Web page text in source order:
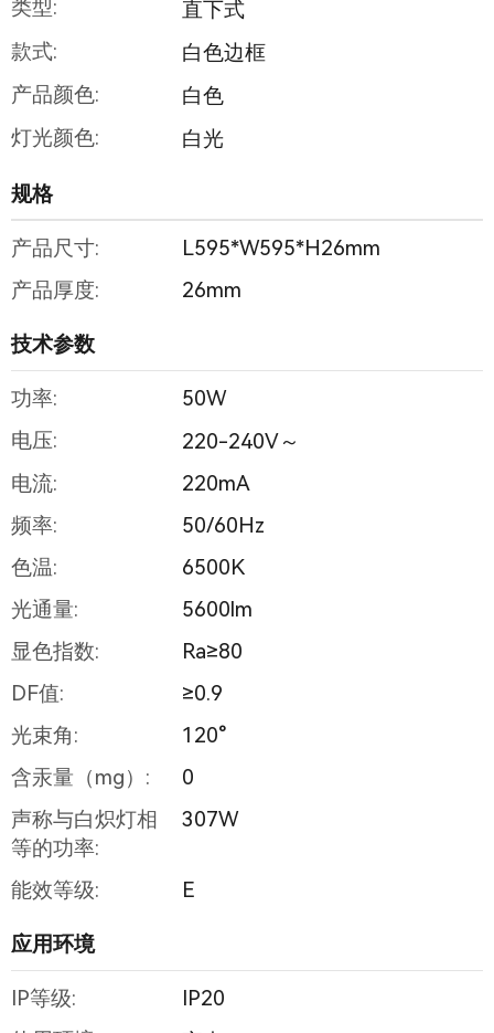
类型:
直下式
款式:
白色边框
产品颜色:
白色
灯光颜色:
白光
规格
产品尺寸:
L595*W595*H26mm
产品厚度:
26mm
技术参数
功率:
50W
电压:
220-240V～
电流:
220mA
频率:
50/60Hz
色温:
6500K
光通量:
5600lm
显色指数:
Ra≥80
DF值:
≥0.9
光束角:
120°
含汞量（mg）:
0
声称与白炽灯相
等的功率:
307W
能效等级: E
应用环境
IP等级:
IP20